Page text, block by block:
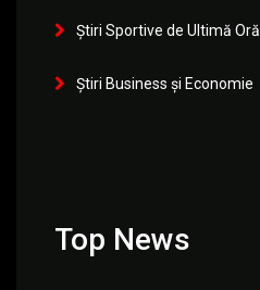
Știri Sportive de Ultimă Oră
Știri Business și Economie
Top News